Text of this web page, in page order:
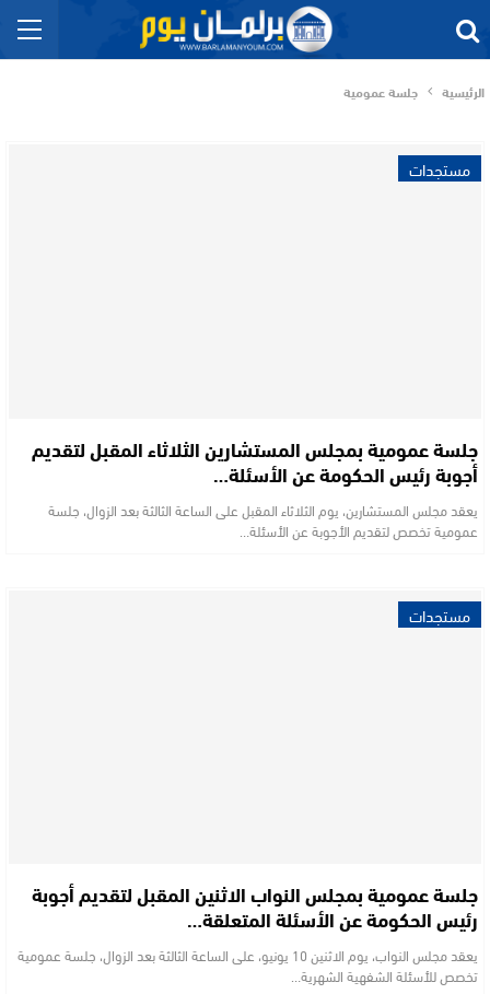
الرئيسية جلسة عمومية
مستجدات
جلسة عمومية بمجلس المستشارين الثلاثاء المقبل لتقديم
أجوبة رئيس الحكومة عن الأسئلة…
يعقد مجلس المستشارين، يوم الثلاثاء المقبل على الساعة الثالثة بعد الزوال، جلسة
عمومية تخصص لتقديم الأجوبة عن الأسئلة…
مستجدات
جلسة عمومية بمجلس النواب الاثنين المقبل لتقديم أجوبة
رئيس الحكومة عن الأسئلة المتعلقة…
يعقد مجلس النواب، يوم الاثنين 10 يونيو، على الساعة الثالثة بعد الزوال، جلسة عمومية
تخصص للأسئلة الشفهية الشهرية…